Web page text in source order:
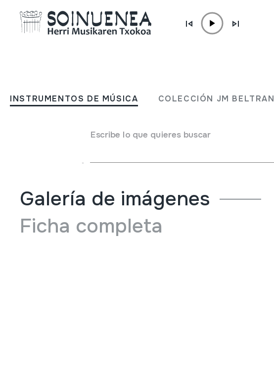
INSTRUMENTOS DE MÚSICA COLECCIÓN JM BELTRAN
Escribe lo que quieres buscar
Balls i danses de les comarques
Tarragonès;
Galería de imágenes
Ficha completa